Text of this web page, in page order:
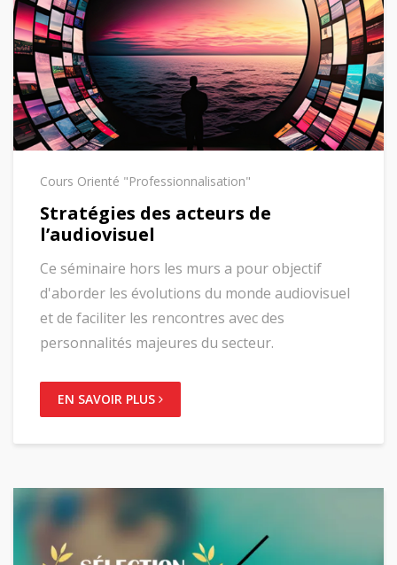
Cours Orienté "Professionnalisation"
Stratégies des acteurs de
l’audiovisuel
Ce séminaire hors les murs a pour objectif
d'aborder les évolutions du monde audiovisuel
et de faciliter les rencontres avec des
personnalités majeures du secteur.
EN SAVOIR PLUS